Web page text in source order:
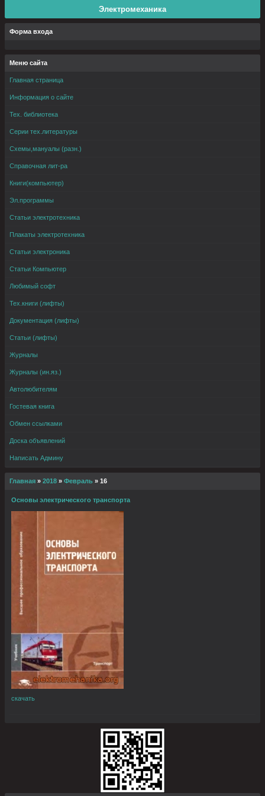
Электромеханика
Форма входа
Меню сайта
Главная страница
Информация о сайте
Тех. библиотека
Серии тех.литературы
Схемы,мануалы (разн.)
Справочная лит-ра
Книги(компьютер)
Эл.программы
Статьи электротехника
Плакаты электротехника
Статьи электроника
Статьи Компьютер
Любимый софт
Тех.книги (лифты)
Документация (лифты)
Статьи (лифты)
Журналы
Журналы (ин.яз.)
Автолюбителям
Гостевая книга
Обмен ссылками
Доска объявлений
Написать Админу
Главная » 2018 » Февраль » 16
Основы электрического транспорта
скачать